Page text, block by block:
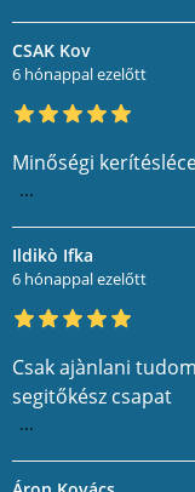
CSAK Kov
6 hónappal ezelőtt
Minőségi
...
Ildikò Ifka
6 hónappal ezelőtt
Csak ajànlani
segitőkész csapat
...